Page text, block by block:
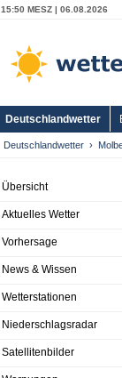
15:50 MESZ | 06.08.2026
Deutschlandwetter
Deutschlandwetter
Übersicht
Aktuelles Wetter
Vorhersage
News & Wissen
Wetterstationen
Niederschlagsradar
Satellitenbilder